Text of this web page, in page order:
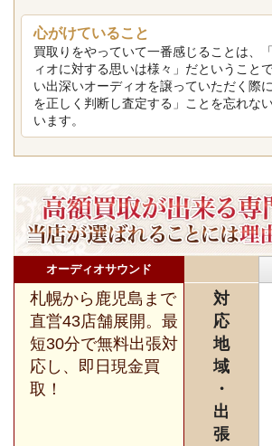
心がけていること
買取りをやっていて一番感じることは、
ィオに対する思いは様々」だということ
い出深いオーディオを譲っていただく際
を正しく判断し査定する」ことを忘れな
います。
オーディオサウンド
札幌から鹿児島まで
直営43店舗展開。最
短30分で無料出張対
応し、即日現金買
取！
対
応
地
域
・
出
張